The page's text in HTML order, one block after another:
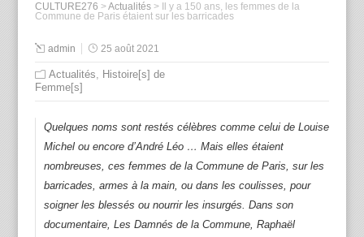
CULTURE276 >Actualités>
Il y a 150 ans, les femmes de la
Commune de Paris étaient sur les barricades
admin 25 août 2021
Actualités, Histoire[s] de
Femme[s]
Quelques noms sont restés célèbres comme celui de Louise
Michel ou encore d’André Léo … Mais elles étaient
nombreuses, ces femmes de la Commune de Paris, sur les
barricades, armes à la main, ou dans les coulisses, pour
soigner les blessés ou nourrir les insurgés. Dans son
documentaire, Les Damnés de la Commune, Raphaël